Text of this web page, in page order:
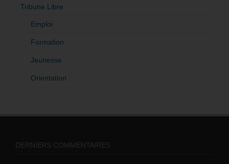
Tribune Libre
Emploi
Formation
Jeunesse
Orientation
DERNIERS COMMENTAIRES